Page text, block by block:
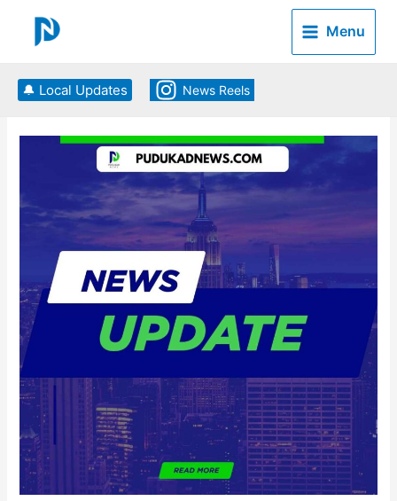
content
Menu
🔔 Local Updates News Reels